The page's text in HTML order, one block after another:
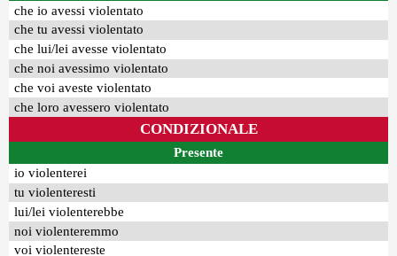
che io avessi violentato
che tu avessi violentato
che lui/lei avesse violentato
che noi avessimo violentato
che voi aveste violentato
che loro avessero violentato
CONDIZIONALE
Presente
io violenterei
tu violenteresti
lui/lei violenterebbe
noi violenteremmo
voi violentereste